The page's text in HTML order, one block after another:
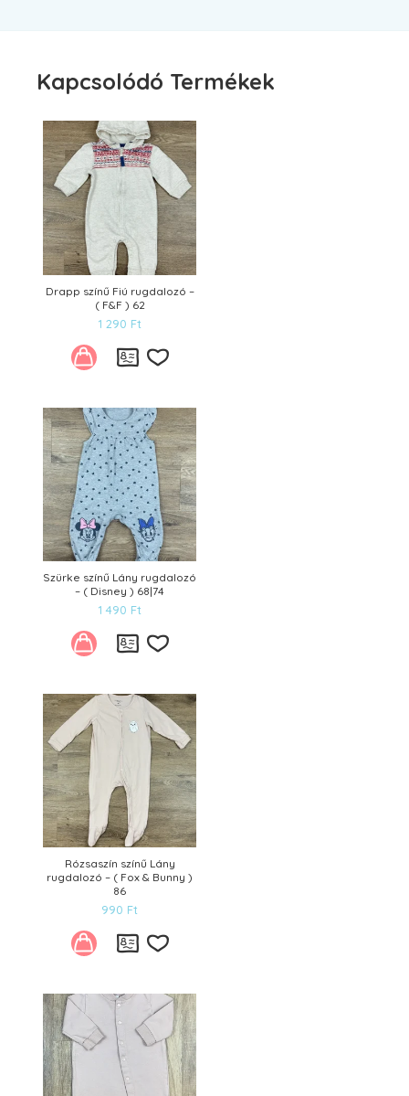
Kapcsolódó Termékek
Drapp színű Fiú rugdalozó –
( F&F ) 62
1 290 Ft
Kívánságlistára
Szürke színű Lány rugdalozó
– ( Disney ) 68|74
1 490 Ft
Kívánságlistára
Rózsaszín színű Lány
rugdalozó – ( Fox & Bunny )
86
990 Ft
Kívánságlistára